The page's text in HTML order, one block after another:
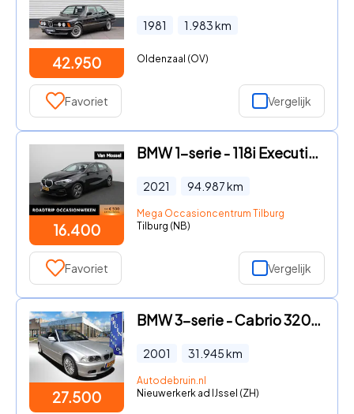
42.950
1981 1.983km
Oldenzaal (OV)
Favoriet Vergelijk
16.400
BMW 1-serie - 118i Executive Edition | APPLE CARPLAY | VIRTUAL COCKPIT | N
2021 94.987km
Mega Occasioncentrum Tilburg
Tilburg (NB)
Favoriet Vergelijk
27.500
BMW 3-serie - Cabrio 320Ci Executive 31.945 Km
2001 31.945km
Autodebruin.nl
Nieuwerkerk ad IJssel (ZH)